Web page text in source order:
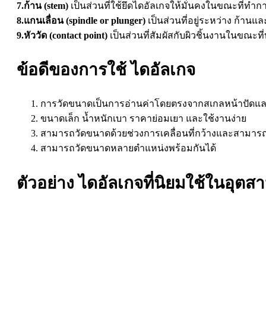
7.ก้าน (stem) เป็นส่วนที่ใช้ยึดไดอัลเกจให้มั่นคงในขณะที่ทำก
8.แกนเลื่อน (spindle or plunger) เป็นส่วนที่อยู่ระหว่าง ก้านแ
9.หัววัด (contact point) เป็นส่วนที่สัมผัสกับผิวชิ้นงานในขณะที่
ข้อดีของการใช้ ไดอัลเกจ
การวัดขนาดเป็นการอ่านค่าโดยตรงจากสเกลหน้าปัด
ขนาดเล็ก น้ำหนักเบา ราคาย่อมเยา และใช้งานง่าย
สามารถวัดขนาดด้วยช่วงการเคลื่อนที่กว้างและสามาร
สามารถวัดขนาดหลายตำแหน่งพร้อมกันได้
ตัวอย่าง ไดอัลเกจที่นิยมใช้ในอุตส